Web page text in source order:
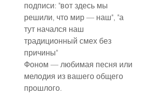
подписи: "вот здесь мы
решили, что мир — наш", "а
тут начался наш
традиционный смех без
причины"
Фоном — любимая песня или
мелодия из вашего общего
прошлого.